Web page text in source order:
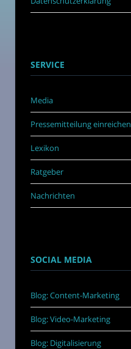
SERVICE
Media
Pressemitteilung einreichen
Lexikon
Ratgeber
Nachrichten
SOCIAL MEDIA
Blog: Content-Marketing
Blog: Video-Marketing
Blog: Digitalisierung